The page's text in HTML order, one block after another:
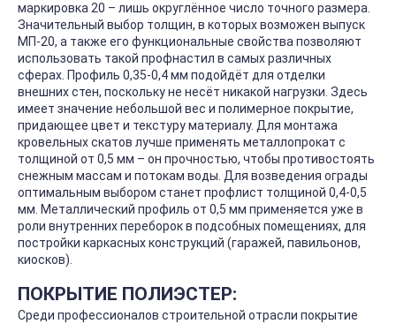
маркировка 20 – лишь округлённое число точного размера.
Значительный выбор толщин, в которых возможен выпуск
МП-20, а также его функциональные свойства позволяют
использовать такой профнастил в самых различных
сферах. Профиль 0,35-0,4 мм подойдёт для отделки
внешних стен, поскольку не несёт никакой нагрузки. Здесь
имеет значение небольшой вес и полимерное покрытие,
придающее цвет и текстуру материалу. Для монтажа
кровельных скатов лучше применять металлопрокат с
толщиной от 0,5 мм – он прочностью, чтобы противостоять
снежным массам и потокам воды. Для возведения ограды
оптимальным выбором станет профлист толщиной 0,4-0,5
мм. Металлический профиль от 0,5 мм применяется уже в
роли внутренних переборок в подсобных помещениях, для
постройки каркасных конструкций (гаражей, павильонов,
киосков).
ПОКРЫТИЕ ПОЛИЭСТЕР:
Среди профессионалов строительной отрасли покрытие